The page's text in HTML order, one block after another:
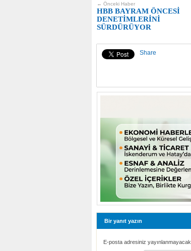
← Önceki Haber
HBB BAYRAM ÖNCESİ
DENETİMLERİNİ
SÜRDÜRÜYOR
Share
Bir yanıt yazın
E-posta adresiniz